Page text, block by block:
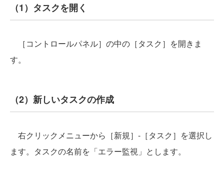
（1）タスクを開く
［コントロールパネル］の中の［タスク］を開きま
す。
（2）新しいタスクの作成
右クリックメニューから［新規］-［タスク］を選択し
ます。タスクの名前を「エラー監視」とします。